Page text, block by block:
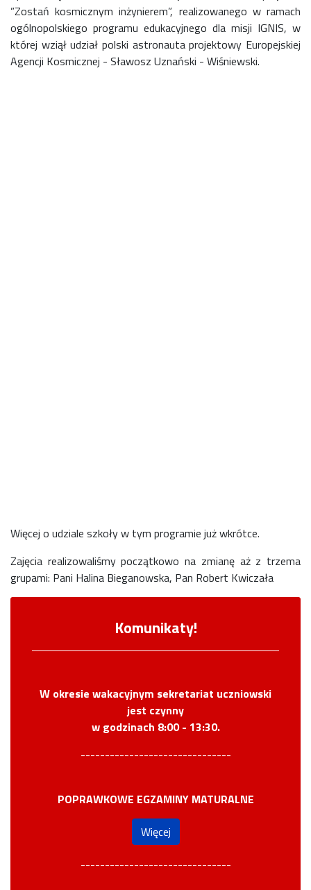
”Zostań kosmicznym inżynierem”, realizowanego w ramach
ogólnopolskiego programu edukacyjnego dla misji IGNIS, w
której wziął udział polski astronauta projektowy Europejskiej
Agencji Kosmicznej - Sławosz Uznański - Wiśniewski.
Więcej o udziale szkoły w tym programie już wkrótce.
Zajęcia realizowaliśmy początkowo na zmianę aż z trzema
grupami: Pani Halina Bieganowska, Pan Robert Kwiczała
Komunikaty!
W okresie wakacyjnym sekretariat uczniowski
jest czynny
w godzinach 8:00 - 13:30.
-------------------------------
POPRAWKOWE EGZAMINY MATURALNE
Więcej
-------------------------------